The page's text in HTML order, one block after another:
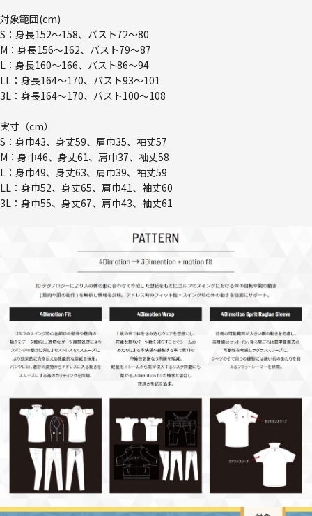
対象範囲(cm)
S：身長152～158、バスト72～80
M：身長156～162、バスト79～87
L：身長160～166、バスト86～94
LL：身長164～170、バスト93～101
3L：身長164～170、バスト100～108
実寸（cm）
S：身巾43、身丈59、肩巾35、袖丈57
M：身巾46、身丈61、肩巾37、袖丈58
L：身巾49、身丈63、肩巾39、袖丈59
LL：身巾52、身丈65、肩巾41、袖丈60
3L：身巾55、身丈67、肩巾43、袖丈61